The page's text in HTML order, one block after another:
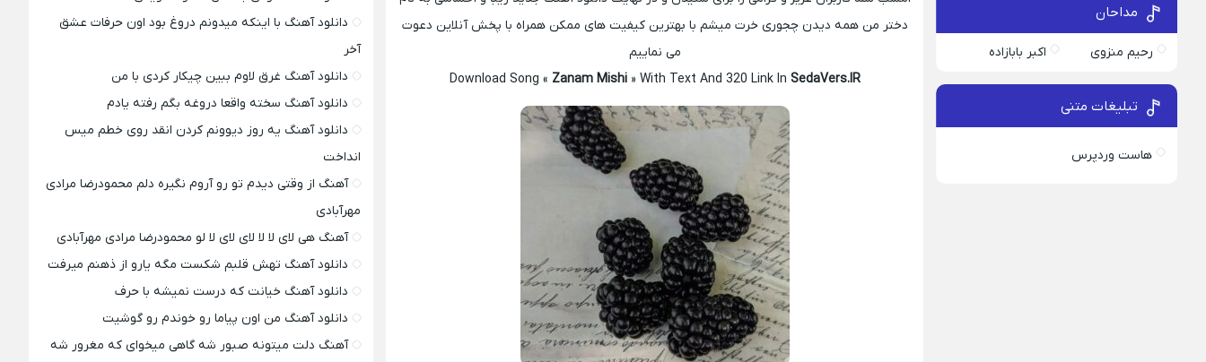
دختر من همه دیدن چجوری خرت میشم با بهترین کیفیت های ممکن همراه با پخش آنلاین دعوت
می نماییم
Download Song « Zanam Mishi» With Text And 320 Link In SedaVers.IR
مداحان
رحیم منزوی اکبر بابازاده
تبلیغات متنی
هاست وردپرس
دانلود آهنگ با اینکه میدونم دروغ بود اون حرفات عشق
آخر
دانلود آهنگ غرق لاوم ببین چیکار کردی با من
دانلود آهنگ سخته واقعا دروغه بگم رفته یادم
دانلود آهنگ یه روز دیوونم کردن انقد روی خطم میس
انداخت
آهنگ از وقتی دیدم تو رو آروم نگیره دلم محمودرضا مرادی
مهرآبادی
آهنگ هی لای لا لا لای لای لا لو محمودرضا مرادی مهرآبادی
دانلود آهنگ تهش قلبم شکست مگه یارو از ذهنم میرفت
دانلود آهنگ خیانت که درست نمیشه با حرف
دانلود آهنگ من اون پیاما رو خوندم رو گوشیت
آهنگ دلت میتونه صبور شه گاهی میخوای که مغرور شه